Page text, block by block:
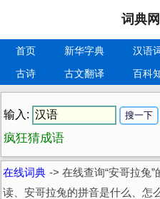
词典
首页 新华字典 汉语
古诗
古文翻译 百科
输入:
疯狂猜成语
在线词典 -> 在线查询“安哥拉兔
读、安哥拉兔的拼音是什么、怎